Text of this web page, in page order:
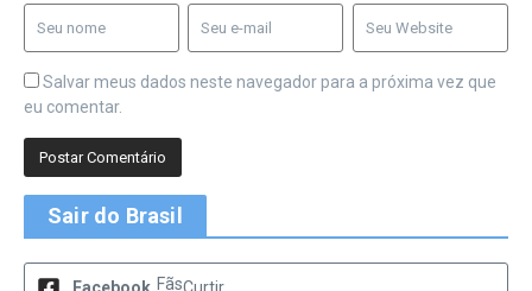
Salvar meus dados neste navegador para a próxima vez que
eu comentar.
Sair do Brasil
Fãs